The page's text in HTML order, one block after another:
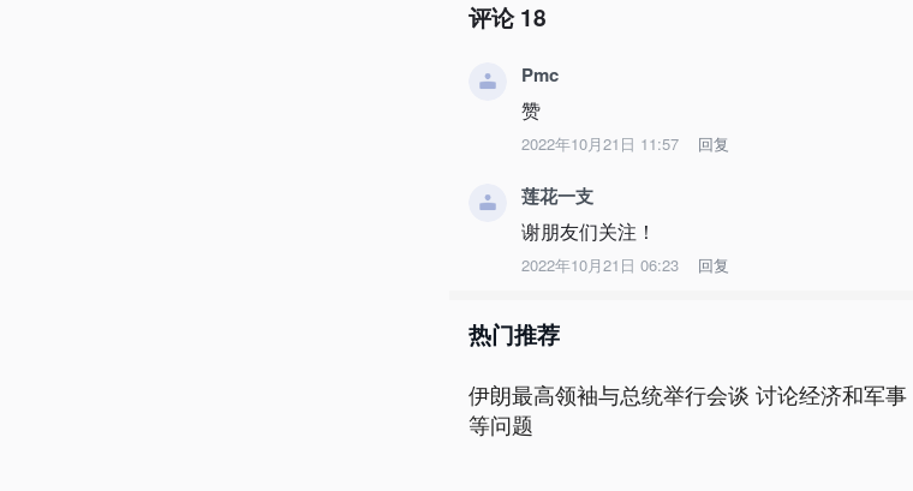
评论18
Pmc
赞
2022年10月21日 11:57 回复
莲花一支
谢朋友们关注！
2022年10月21日 06:23 回复
热门推荐
伊朗最高领袖与总统举行会谈 讨论经济和军事
等问题